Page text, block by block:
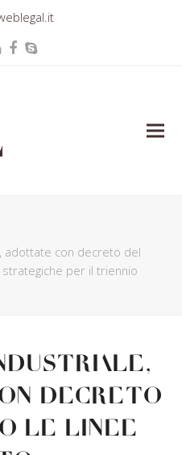
Facebook
Skype
adottate con decreto del
per il triennio
decreto
le Linee